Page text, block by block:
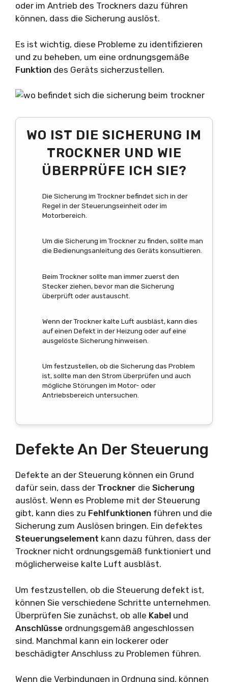
oder im Antrieb des Trockners dazu führen
können, dass die Sicherung auslöst.
Es ist wichtig, diese Probleme zu identifizieren
und zu beheben, um eine ordnungsgemäße
Funktion des Geräts sicherzustellen.
WO IST DIE SICHERUNG IM
TROCKNER UND WIE
ÜBERPRÜFE ICH SIE?
Die Sicherung im Trockner befindet sich in der
Regel in der Steuerungseinheit oder im
Motorbereich.
Um die Sicherung im Trockner zu finden, sollte man
die Bedienungsanleitung des Geräts konsultieren.
Beim Trockner sollte man immer zuerst den
Stecker ziehen, bevor man die Sicherung
überprüft oder austauscht.
Wenn der Trockner kalte Luft ausbläst, kann dies
auf einen Defekt in der Heizung oder auf eine
ausgelöste Sicherung hinweisen.
Um festzustellen, ob die Sicherung das Problem
ist, sollte man den Strom überprüfen und auch
mögliche Störungen im Motor- oder
Antriebsbereich untersuchen.
Defekte An Der Steuerung
Defekte an der Steuerung können ein Grund
dafür sein, dass der Trockner die Sicherung
auslöst. Wenn es Probleme mit der Steuerung
gibt, kann dies zu Fehlfunktionen führen und die
Sicherung zum Auslösen bringen. Ein defektes
Steuerungselement kann dazu führen, dass der
Trockner nicht ordnungsgemäß funktioniert und
möglicherweise kalte Luft ausbläst.
Um festzustellen, ob die Steuerung defekt ist,
können Sie verschiedene Schritte unternehmen.
Überprüfen Sie zunächst, ob alle Kabel und
Anschlüsse ordnungsgemäß angeschlossen
sind. Manchmal kann ein lockerer oder
beschädigter Anschluss zu Problemen führen.
Wenn die Verbindungen in Ordnung sind, können